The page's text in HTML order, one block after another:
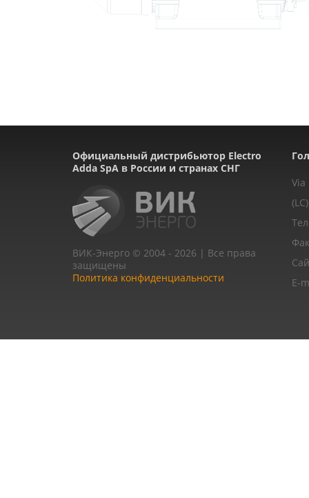
Официальный дистрибьютор Electro
Adda SpA в России и странах СНГ
ВИК-Энерго © 2004 - 2026 | Все права
защищены
Политика конфиденциальности
Via
E-